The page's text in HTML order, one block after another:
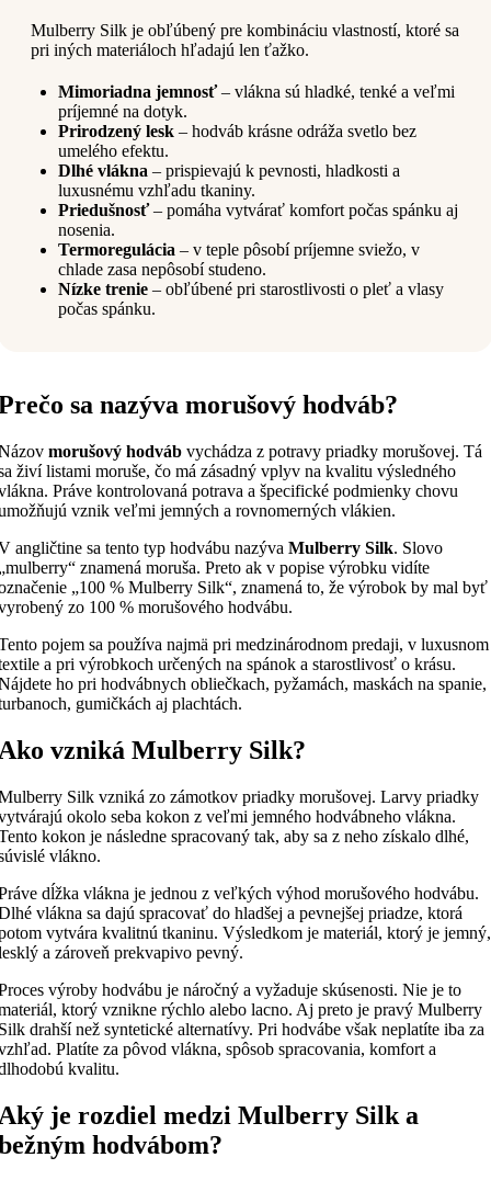
Mulberry Silk je obľúbený pre kombináciu vlastností, ktoré sa
pri iných materiáloch hľadajú len ťažko.
Mimoriadna jemnosť– vlákna sú hladké, tenké a veľmi
príjemné na dotyk.
Prirodzený lesk – hodváb krásne odráža svetlo bez
umelého efektu.
Dlhé vlákna – prispievajú k pevnosti, hladkosti a
luxusnému vzhľadu tkaniny.
Priedušnosť– pomáha vytvárať komfort počas spánku aj
nosenia.
Termoregulácia – v teple pôsobí príjemne sviežo, v
chlade zasa nepôsobí studeno.
Nízke trenie – obľúbené pri starostlivosti o pleť a vlasy
počas spánku.
sa nazýva morušový hodváb?
morušový hodváb vychádza z potravy priadky morušovej. Tá
živí listami moruše, čo má zásadný vplyv na kvalitu výsledného
Práve kontrolovaná potrava a špecifické podmienky chovu
vznik veľmi jemných a rovnomerných vlákien.
angličtine sa tento typ hodvábu nazýva Mulberry Silk. Slovo
znamená moruša. Preto ak v popise výrobku vidíte
„100 % Mulberry Silk“, znamená to, že výrobok by mal byť
zo 100 % morušového hodvábu.
pojem sa používa najmä pri medzinárodnom predaji, v luxusnom
a pri výrobkoch určených na spánok a starostlivosť o krásu.
ho pri hodvábnych obliečkach, pyžamách, maskách na spanie,
gumičkách aj plachtách.
vzniká Mulberry Silk?
Silk vzniká zo zámotkov priadky morušovej. Larvy priadky
okolo seba kokon z veľmi jemného hodvábneho vlákna.
kokon je následne spracovaný tak, aby sa z neho získalo dlhé,
vlákno.
dĺžka vlákna je jednou z veľkých výhod morušového hodvábu.
vlákna sa dajú spracovať do hladšej a pevnejšej priadze, ktorá
vytvára kvalitnú tkaninu. Výsledkom je materiál, ktorý je jemný,
a zároveň prekvapivo pevný.
výroby hodvábu je náročný a vyžaduje skúsenosti. Nie je to
ktorý vznikne rýchlo alebo lacno. Aj preto je pravý Mulberry
drahší než syntetické alternatívy. Pri hodvábe však neplatíte iba za
Platíte za pôvod vlákna, spôsob spracovania, komfort a
kvalitu.
je rozdiel medzi Mulberry Silk a
hodvábom?